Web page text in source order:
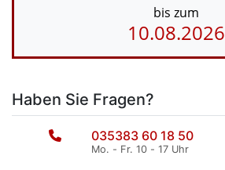
bis zum
10.08.2026
Haben Sie Fragen?
035383 60 18 50
Mo. - Fr. 10 - 17 Uhr